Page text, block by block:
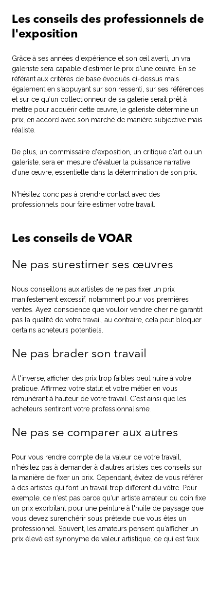
Les conseils des professionnels de
l'exposition
Grâce à ses années d'expérience et son œil averti, un vrai
galeriste sera capable d'estimer le prix d'une œuvre. En se
référant aux critères de base évoqués ci-dessus mais
également en s'appuyant sur son ressenti, sur ses références
et sur ce qu'un collectionneur de sa galerie serait prêt à
mettre pour acquérir cette œuvre, le galeriste détermine un
prix, en accord avec son marché de manière subjective mais
réaliste.
De plus, un commissaire d'exposition, un critique d'art ou un
galeriste, sera en mesure d'évaluer la puissance narrative
d'une œuvre, essentielle dans la détermination de son prix.
N'hésitez donc pas à prendre contact avec des
professionnels pour faire estimer votre travail.
Les conseils de VOAR
Ne pas surestimer ses œuvres
Nous conseillons aux artistes de ne pas fixer un prix
manifestement excessif, notamment pour vos premières
ventes. Ayez conscience que vouloir vendre cher ne garantit
pas la qualité de votre travail, au contraire, cela peut bloquer
certains acheteurs potentiels.
Ne pas brader son travail
À l'inverse, afficher des prix trop faibles peut nuire à votre
pratique. Affirmez votre statut et votre métier en vous
rémunérant à hauteur de votre travail. C'est ainsi que les
acheteurs sentiront votre professionnalisme.
Ne pas se comparer aux autres
Pour vous rendre compte de la valeur de votre travail,
n'hésitez pas à demander à d'autres artistes des conseils sur
la manière de fixer un prix. Cependant, évitez de vous référer
à des artistes qui font un travail trop différent du vôtre. Pour
exemple, ce n'est pas parce qu'un artiste amateur du coin fixe
un prix exorbitant pour une peinture à l'huile de paysage que
vous devez surenchérir sous prétexte que vous êtes un
professionnel. Souvent, les amateurs pensent qu'afficher un
prix élevé est synonyme de valeur artistique, ce qui est faux.